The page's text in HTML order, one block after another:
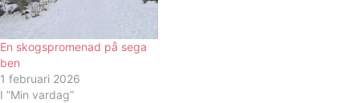
En skogspromenad på sega
ben
1 februari 2026
I ”Min vardag”